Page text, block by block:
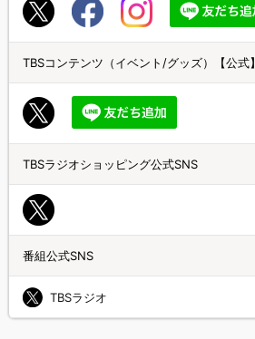
TBSコンテンツ（イベント/グッズ）【公式】
TBSラジオショッピング公式SNS
番組公式SNS
TBSラジオ